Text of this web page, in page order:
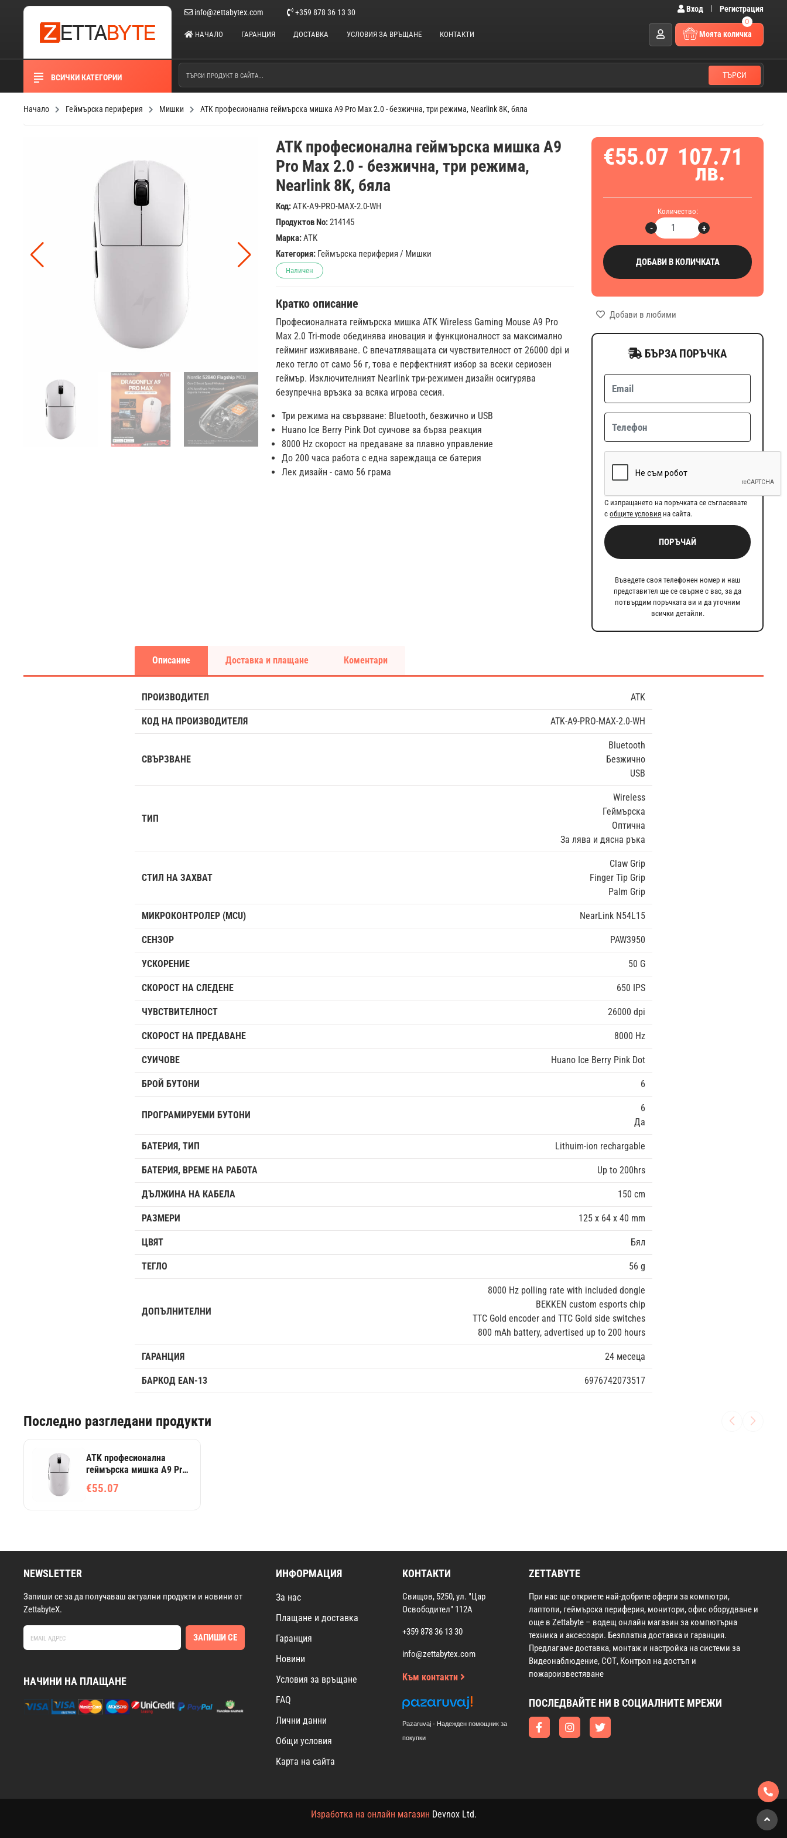
info@zettabytex.com +359 878 36 13 30 Вход Регистрация
НАЧАЛО ГАРАНЦИЯ ДОСТАВКА УСЛОВИЯ ЗА ВРЪЩАНЕ КОНТАКТИ
0
Моята количка
ВСИЧКИ КАТЕГОРИИ ТЪРСИ
Начало Геймърска периферия Мишки ATK професионална геймърска мишка A9 Pro Max 2.0 - безжична, три режима, Nearlink 8K, бяла
ATK професионална геймърска мишка A9
Pro Max 2.0 - безжична, три режима,
Nearlink 8K, бяла
Код:ATK-A9-PRO-MAX-2.0-WH
Продуктов No:214145
Марка:ATK
Категория: Геймърска периферия/ Мишки
Наличен
Кратко описание
Професионалната геймърска мишка ATK Wireless Gaming Mouse A9 Pro
Max 2.0 Tri-mode обединява иновация и функционалност за максимално
гейминг изживяване. С впечатляващата си чувствителност от 26000 dpi и
леко тегло от само 56 г, това е перфектният избор за всеки сериозен
геймър. Изключителният Nearlink три-режимен дизайн осигурява
безупречна връзка за всяка игрова сесия.
Три режима на свързване: Bluetooth, безжично и USB
Huano Ice Berry Pink Dot суичове за бърза реакция
8000 Hz скорост на предаване за плавно управление
До 200 часа работа с една зареждаща се батерия
Лек дизайн - само 56 грама
€55.07 107.71
лв.
Количество:
+
-
ДОБАВИ В КОЛИЧКАТА
Добави в любими
БЪРЗА ПОРЪЧКА
С изпращането на поръчката се съгласявате
собщите условия на сайта.
ПОРЪЧАЙ
Въведете своя телефонен номер и наш
представител ще се свърже с вас, за да
потвърдим поръчката ви и да уточним
всички детайли.
Описание Доставка и плащане Коментари
ПРОИЗВОДИТЕЛ ATK
КОД НА ПРОИЗВОДИТЕЛЯ ATK-A9-PRO-MAX-2.0-WH
СВЪРЗВАНЕ
Bluetooth
Безжично
USB
ТИП
Wireless
Геймърска
Оптична
За лява и дясна ръка
СТИЛ НА ЗАХВАТ
Claw Grip
Finger Tip Grip
Palm Grip
МИКРОКОНТРОЛЕР (MCU) NearLink N54L15
СЕНЗОР PAW3950
УСКОРЕНИЕ 50 G
СКОРОСТ НА СЛЕДЕНЕ 650 IPS
ЧУВСТВИТЕЛНОСТ 26000 dpi
СКОРОСТ НА ПРЕДАВАНЕ 8000 Hz
СУИЧОВЕ Huano Ice Berry Pink Dot
БРОЙ БУТОНИ 6
ПРОГРАМИРУЕМИ БУТОНИ
6
Да
БАТЕРИЯ, ТИП Lithuim-ion rechargable
БАТЕРИЯ, ВРЕМЕ НА РАБОТА Up to 200hrs
ДЪЛЖИНА НА КАБЕЛА 150 cm
РАЗМЕРИ 125 x 64 x 40 mm
ЦВЯТ Бял
ТЕГЛО 56 g
ДОПЪЛНИТЕЛНИ
8000 Hz polling rate with included dongle
BEKKEN custom esports chip
TTC Gold encoder and TTC Gold side switches
800 mAh battery, advertised up to 200 hours
ГАРАНЦИЯ 24 месеца
БАРКОД EAN-13 6976742073517
Последно разгледани продукти
ATK професионална
геймърска мишка A9 Pro
режима, Nearlink 8K, бяла
€55.07
NEWSLETTER
Запиши се за да получаваш актуални продукти и новини от
ZettabyteX.
ЗАПИШИ СЕ
НАЧИНИ НА ПЛАЩАНЕ
ИНФОРМАЦИЯ
За нас
Плащане и доставка
Гаранция
Новини
Условия за връщане
FAQ
Лични данни
Общи условия
Карта на сайта
КОНТАКТИ
Свищов, 5250, ул. "Цар
Освободител" 112А
+359 878 36 13 30
info@zettabytex.com
Към контакти
Pazaruvaj - Надежден помощник за
покупки
ZETTABYTE
При нас ще откриете най-добрите оферти за компютри,
лаптопи, геймърска периферия, монитори, офис оборудване и
още в Zettabyte – водещ онлайн магазин за компютърна
техника и аксесоари. Безплатна доставка и гаранция.
Предлагаме доставка, монтаж и настройка на системи за
Видеонаблюдение, СОТ, Контрол на достъп и
пожароизвестяване
ПОСЛЕДВАЙТЕ НИ В СОЦИАЛНИТЕ МРЕЖИ
Изработка на онлайн магазин Devnox Ltd.